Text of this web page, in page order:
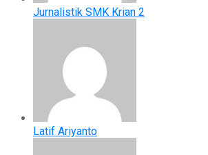
Jurnalistik SMK Krian 2
Latif Ariyanto